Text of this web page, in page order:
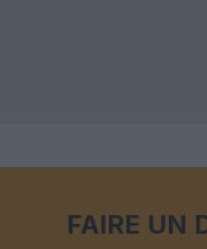
FAIRE UN